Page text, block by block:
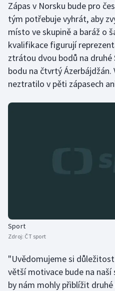
Zápas v Norsku bude pro
tým potřebuje vyhrát, aby
místo ve skupině a baráž o
kvalifikace figurují
ztrátou dvou bodů na druhé
bodu na čtvrtý Ázerbájdžán.
neztratilo v pěti zápasech
Sport
Zdroj: ČT sport
"Uvědomujeme si
větší motivace bude na
by nám mohly přiblížit